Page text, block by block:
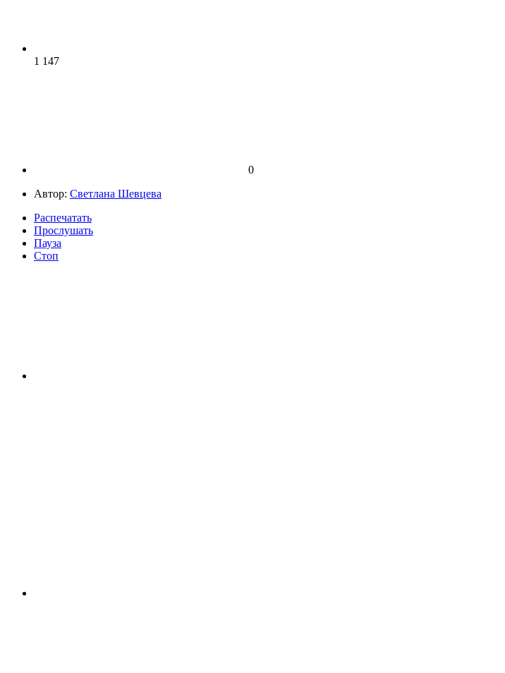
1 147
0
Автор: Светлана Шевцева
Распечатать
Прослушать
Пауза
Стоп